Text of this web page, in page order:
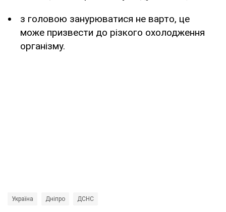
з головою занурюватися не варто, це
може призвести до різкого охолодження
організму.
Україна Дніпро ДСНС